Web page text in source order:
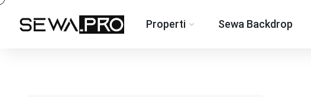
Properti Sewa Backdrop